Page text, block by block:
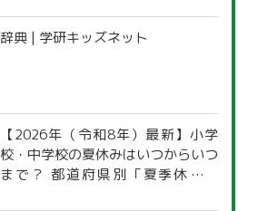
辞典 | 学研キッズネット
【2026年（令和8年）最新】小学
校・中学校の夏休みはいつからいつ
まで？ 都道府県別「夏季休暇一